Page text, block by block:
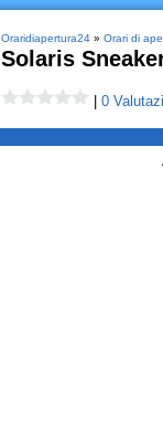
Oraridiapertura24» Orari di
Solaris
0